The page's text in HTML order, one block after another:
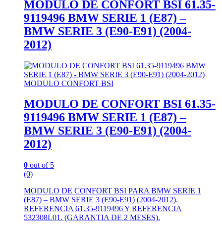
MODULO DE CONFORT BSI 61.35-
9119496 BMW SERIE 1 (E87) –
BMW SERIE 3 (E90-E91) (2004-
2012)
MODULO CONFORT BSI
MODULO DE CONFORT BSI 61.35-
9119496 BMW SERIE 1 (E87) –
BMW SERIE 3 (E90-E91) (2004-
2012)
0 out of 5
(0)
MODULO DE CONFORT BSI PARA BMW SERIE 1
(E87) – BMW SERIE 3 (E90-E91) (2004-2012).
REFERENCIA 61.35-9119496 Y REFERENCIA
532308L01. (GARANTIA DE 2 MESES).